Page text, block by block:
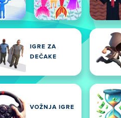
IGRE ZA
DEČAKE
VOŽNJA IGRE